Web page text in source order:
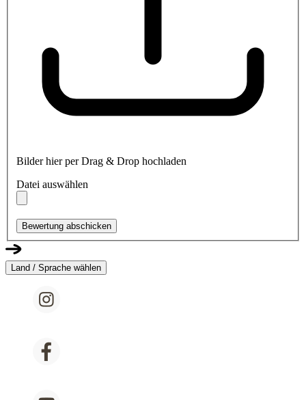
Bilder hier per Drag & Drop hochladen
Datei auswählen
Bewertung abschicken
Land / Sprache wählen